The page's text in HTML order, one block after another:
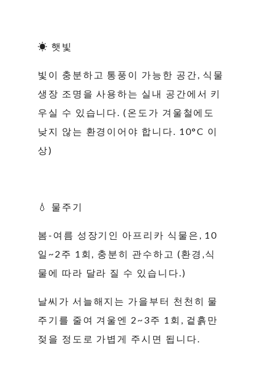
☀ 햇빛
빛이 충분하고 통풍이 가능한 공간, 식물
생장 조명을 사용하는 실내 공간에서 키
우실 수 있습니다. (온도가 겨울철에도
낮지 않는 환경이어야 합니다. 10°C 이
상)
💧 물주기
봄-여름 성장기인 아프리카 식물은, 10
일~2주 1회, 충분히 관수하고 (환경,식
물에 따라 달라 질 수 있습니다.)
날씨가 서늘해지는 가을부터 천천히 물
주기를 줄여 겨울엔 2~3주 1회, 겉흙만
젖을 정도로 가볍게 주시면 됩니다.